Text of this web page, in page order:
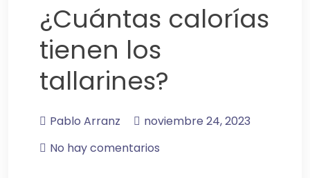
¿Cuántas calorías
tienen los
tallarines?
Pablo Arranz
noviembre 24, 2023
No hay comentarios